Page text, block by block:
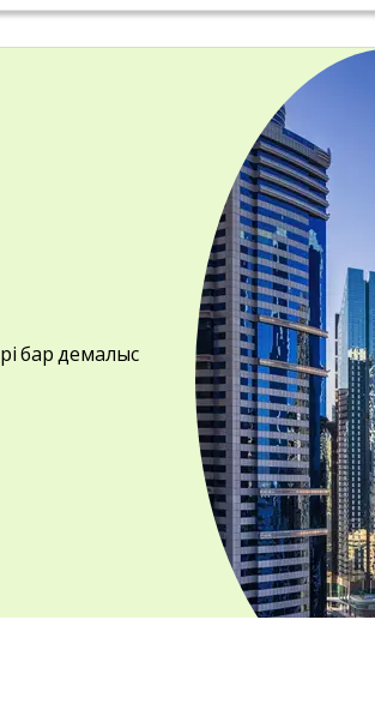
мүсіншелерінен басқа, БАӘ
Жеуге жарамды сувенирлерден
қолөнершілердің туындылары.
бар демалыс